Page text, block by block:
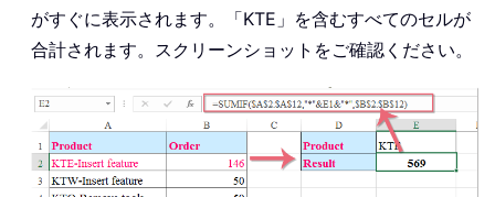
がすぐに表示されます。「KTE」を含むすべてのセルが
合計されます。スクリーンショットをご確認ください。